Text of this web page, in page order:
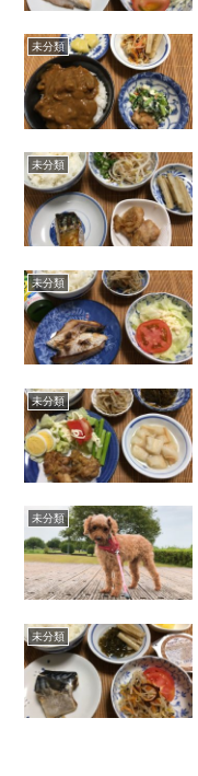
未分類
未分類
未分類
未分類
未分類
未分類